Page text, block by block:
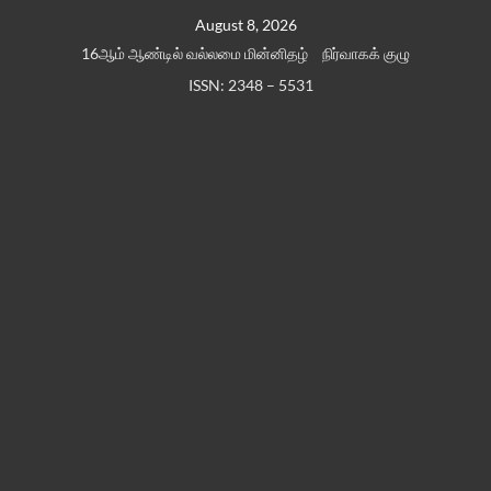
August 8, 2026
16ஆம் ஆண்டில் வல்லமை மின்னிதழ்
நிர்வாகக் குழு
ISSN: 2348 – 5531